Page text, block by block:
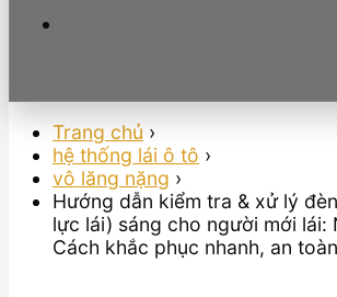
Trang chủ ›
hệ thống lái ô tô ›
vô lăng nặng ›
Hướng dẫn kiểm tra & xử lý
lực lái) sáng cho người mới lái:
Cách khắc phục nhanh, an toàn